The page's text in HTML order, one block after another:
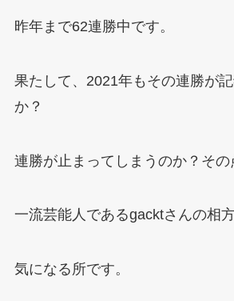
昨年まで62連勝中です。
果たして、2021年もその連勝が
か？
連勝が止まってしまうのか？そ
一流芸能人であるgacktさんの相
気になる所です。